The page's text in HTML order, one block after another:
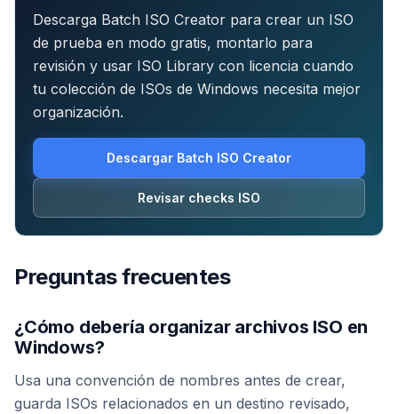
Descarga Batch ISO Creator para crear un ISO
de prueba en modo gratis, montarlo para
revisión y usar ISO Library con licencia cuando
tu colección de ISOs de Windows necesita mejor
organización.
Descargar Batch ISO Creator
Revisar checks ISO
Preguntas frecuentes
¿Cómo debería organizar archivos ISO en
Windows?
Usa una convención de nombres antes de crear,
guarda ISOs relacionados en un destino revisado,